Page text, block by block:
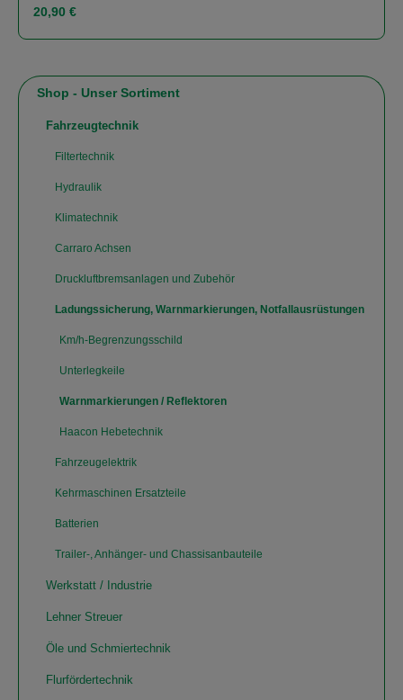
Shop - Unser Sortiment
Fahrzeugtechnik
Filtertechnik
Hydraulik
Klimatechnik
Carraro Achsen
Druckluftbremsanlagen und Zubehör
Ladungssicherung, Warnmarkierungen, Notfallausrüstungen
Km/h-Begrenzungsschild
Unterlegkeile
Warnmarkierungen / Reflektoren
Haacon Hebetechnik
Fahrzeugelektrik
Kehrmaschinen Ersatzteile
Batterien
Trailer-, Anhänger- und Chassisanbauteile
Werkstatt / Industrie
Lehner Streuer
Öle und Schmiertechnik
Flurfördertechnik
Regulärer Preis:
20,90 €